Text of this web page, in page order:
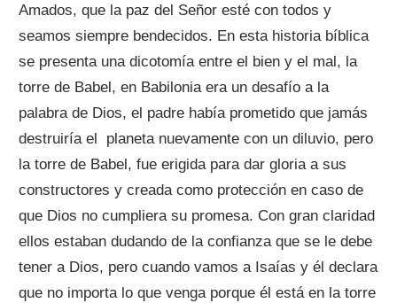
Amados, que la paz del Señor esté con todos y
seamos siempre bendecidos. En esta historia bíblica
se presenta una dicotomía entre el bien y el mal, la
torre de Babel, en Babilonia era un desafío a la
palabra de Dios, el padre había prometido que jamás
destruiría el planeta nuevamente con un diluvio, pero
la torre de Babel, fue erigida para dar gloria a sus
constructores y creada como protección en caso de
que Dios no cumpliera su promesa. Con gran claridad
ellos estaban dudando de la confianza que se le debe
tener a Dios, pero cuando vamos a Isaías y él declara
que no importa lo que venga porque él está en la torre